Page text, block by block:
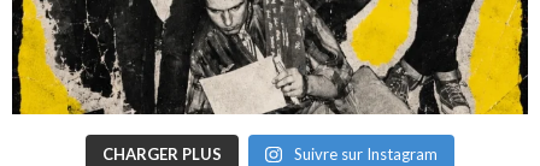
CHARGER PLUS Suivre sur Instagram